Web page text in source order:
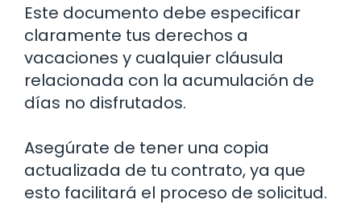
Este documento debe especificar
claramente tus derechos a
vacaciones y cualquier cláusula
relacionada con la acumulación de
días no disfrutados.
Asegúrate de tener una copia
actualizada de tu contrato, ya que
esto facilitará el proceso de solicitud.